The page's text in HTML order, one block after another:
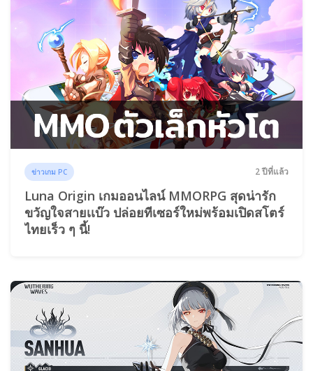
ข่าวเกม PC 2 ปีที่แล้ว
Luna Origin เกมออนไลน์ MMORPG สุดน่ารัก
ขวัญใจสายเเบ๊ว ปล่อยทีเซอร์ใหม่พร้อมเปิดสโตร์
ไทยเร็ว ๆ นี้!